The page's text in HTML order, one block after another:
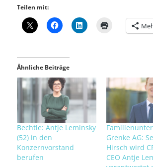
Teilen mit:
Ähnliche Beiträge
Bechtle: Antje Leminsky
(52) in den
Konzernvorstand
berufen
Grenke AG:
Hirsch wird
CEO Antje